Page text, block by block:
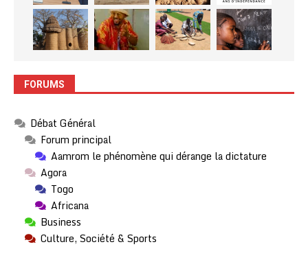
FORUMS
Débat Général
Forum principal
Aamrom le phénomène qui dérange la dictature
Agora
Togo
Africana
Business
Culture, Société & Sports